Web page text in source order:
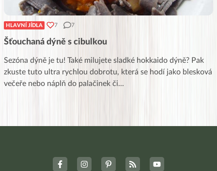
HLAVNÍ JÍDLA 7 7
Šťouchaná dýně s cibulkou
Sezóna dýně je tu! Také milujete sladké hokkaido dýně? Pak
zkuste tuto ultra rychlou dobrotu, která se hodí jako blesková
večeře nebo náplň do palačinek či...